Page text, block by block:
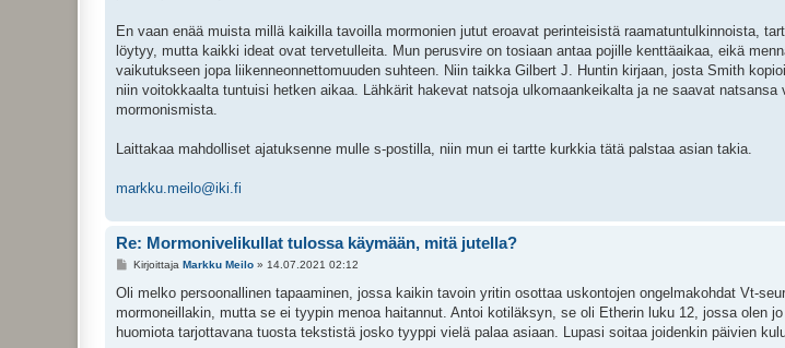
En vaan enää muista millä kaikilla tavoilla mormonien jutut eroavat perinteisistä raamatuntulkinnoista,
löytyy, mutta kaikki ideat ovat tervetulleita. Mun perusvire on tosiaan antaa pojille kenttäaikaa, eikä
vaikutukseen jopa liikenneonnettomuuden suhteen. Niin taikka Gilbert J. Huntin kirjaan, josta Smith
niin voitokkaalta tuntuisi hetken aikaa. Lähkärit hakevat natsoja ulkomaankeikalta ja ne saavat
mormonismista.
Laittakaa mahdolliset ajatuksenne mulle s-postilla, niin mun ei tartte kurkkia tätä palstaa asian takia.
markku.meilo@iki.fi
Re: Mormonivelikullat tulossa käymään, mitä jutella?
V
e
t
i
Kirjoittaja Markku Meilo» 14.07.2021 02:12
Oli melko persoonallinen tapaaminen, jossa kaikin tavoin yritin osottaa uskontojen ongelmakohdat Vt-
mormoneillakin, mutta se ei tyypin menoa haitannut. Antoi kotiläksyn, se oli Etherin luku 12, jossa olen
huomiota tarjottavana tuosta tekstistä josko tyyppi vielä palaa asiaan. Lupasi soitaa joidenkin päivien